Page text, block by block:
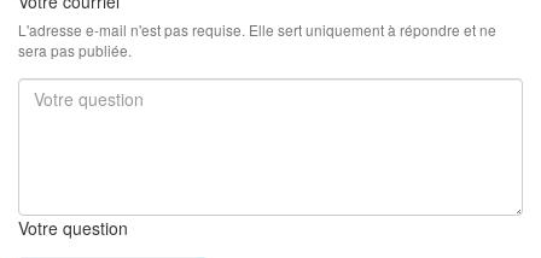
L'adresse e-mail n'est pas requise. Elle sert uniquement à répondre et ne
sera pas publiée.
Votre question